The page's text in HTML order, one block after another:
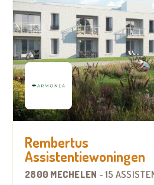
Rembertus
Assistentiewoningen
2800 MECHELEN - 15